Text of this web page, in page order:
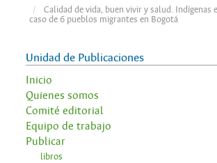
Calidad de vida, buen vivir y salud. Indígenas
caso de 6 pueblos migrantes en Bogotá
Unidad de Publicaciones
Inicio
Quienes somos
Comité editorial
Equipo de trabajo
Publicar
libros